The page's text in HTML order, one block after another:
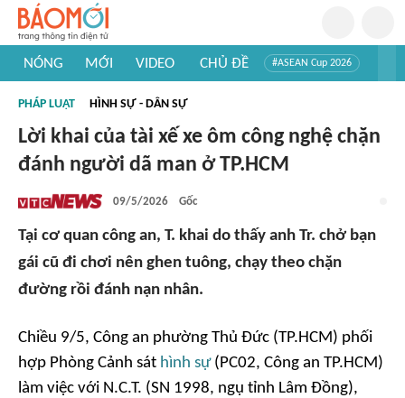
NÓNG MỚI VIDEO CHỦ ĐỀ #ASEAN Cup 2026
#Khám phá thế giới
PHÁP LUẬT HÌNH SỰ - DÂN SỰ
Lời khai của tài xế xe ôm công nghệ chặn
đánh người dã man ở TP.HCM
09/5/2026 Gốc
Tại cơ quan công an, T. khai do thấy anh Tr. chở bạn
gái cũ đi chơi nên ghen tuông, chạy theo chặn
đường rồi đánh nạn nhân.
Chiều 9/5, Công an phường Thủ Đức (TP.HCM) phối
hợp Phòng Cảnh sát hình sự(PC02, Công an TP.HCM)
làm việc với N.C.T. (SN 1998, ngụ tỉnh Lâm Đồng),